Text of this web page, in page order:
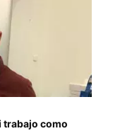
trabajo como